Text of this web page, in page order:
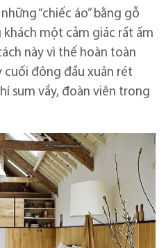
“chiếc áo” bằng gỗ
khách một cảm giác rất ấm
này vì thế hoàn toàn
cuối đông đầu xuân rét
sum vầy, đoàn viên trong